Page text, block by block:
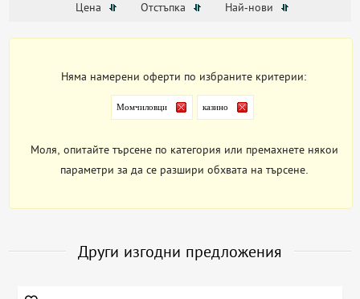
Цена Отстъпка Най-нови
Няма намерени оферти по избраните критерии:
Момчиловци казино
Моля, опитайте търсене по категория или премахнете някои
параметри за да се разшири обхвата на търсене.
Други изгодни предложения